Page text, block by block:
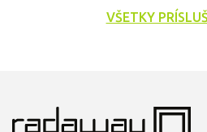
VŠETKY